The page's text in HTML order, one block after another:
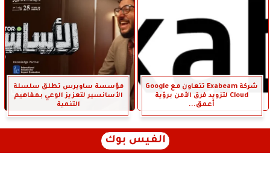
شركة Exabeam تتعاون مع Google
Cloud لتزويد فرق الأمن برؤية
أعمق...
مؤسسة ساويرس تطلق سلسلة
الأسانسير لتعزيز الوعي بمفاهيم
التنمية
الفيس بوك